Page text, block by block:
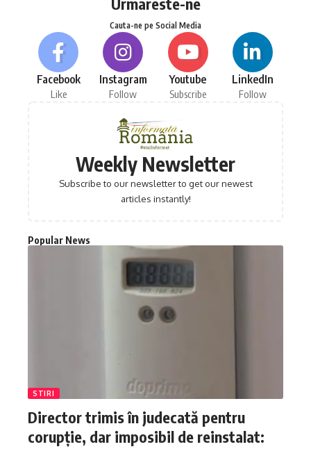
Cauta-ne pe Social Media
Facebook
Like
Instagram
Follow
Youtube
Subscribe
LinkedIn
Follow
Weekly Newsletter
Subscribe to our newsletter to get our newest
articles instantly!
Popular News
STIRI
Director trimis în judecată pentru
corupție, dar imposibil de reinstalat: